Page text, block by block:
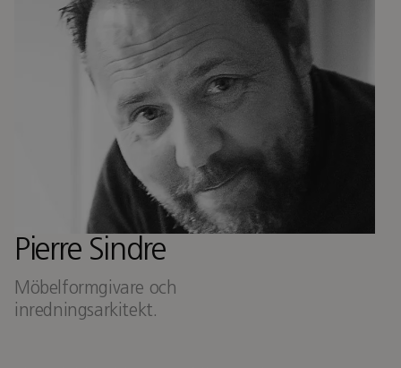
Pierre Sindre
Möbelformgivare och
inredningsarkitekt.